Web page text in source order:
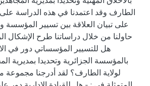
الطارف وقد اعتمدنا في هذه الدراسة على
على تبيان العلاقة بين تسيير المؤسسة
حاولنا من خلال دراساتنا طرح الإشكال
هل للتسيير المؤسساتي دور في
بالمؤسسة الجزائرية وتحديدا بمديرية
لولاية الطارف؟ لقد أدرجنا مجموعة